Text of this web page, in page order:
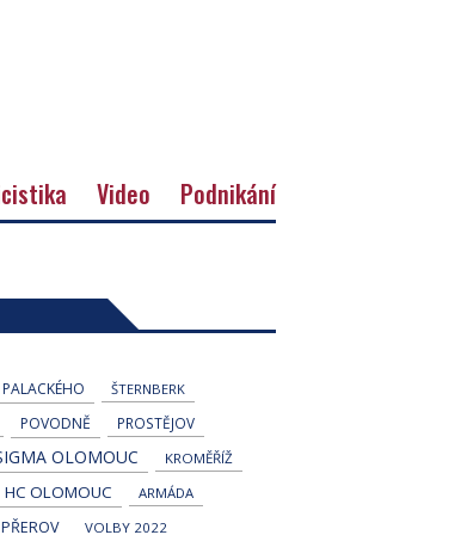
Video Podnikání
ŠTERNBERK
POVODNĚ PROSTĚJOV
OLOMOUC
KROMĚŘÍŽ
HC OLOMOUC
ARMÁDA
PŘEROV VOLBY 2022